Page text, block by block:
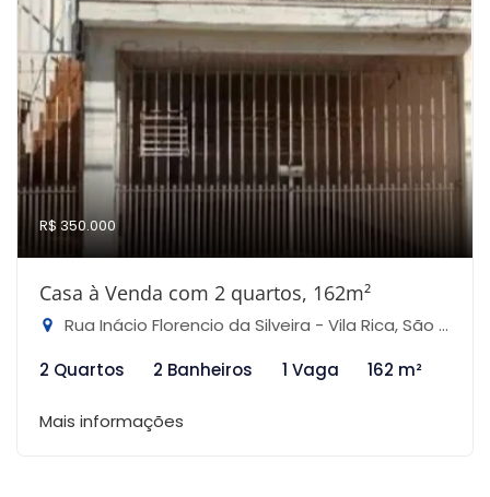
R$ 350.000
Casa à Venda com 2 quartos, 162m²
Rua Inácio Florencio da Silveira - Vila Rica, São Paulo-SP
2 Quartos
2 Banheiros 1 Vaga 162 m²
Mais informações